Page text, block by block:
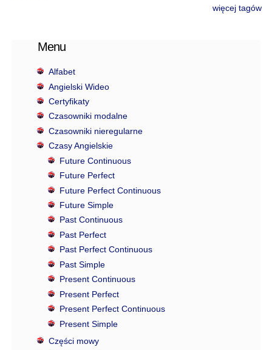
więcej tagów
Menu
Alfabet
Angielski Wideo
Certyfikaty
Czasowniki modalne
Czasowniki nieregularne
Czasy Angielskie
Future Continuous
Future Perfect
Future Perfect Continuous
Future Simple
Past Continuous
Past Perfect
Past Perfect Continuous
Past Simple
Present Continuous
Present Perfect
Present Perfect Continuous
Present Simple
Części mowy